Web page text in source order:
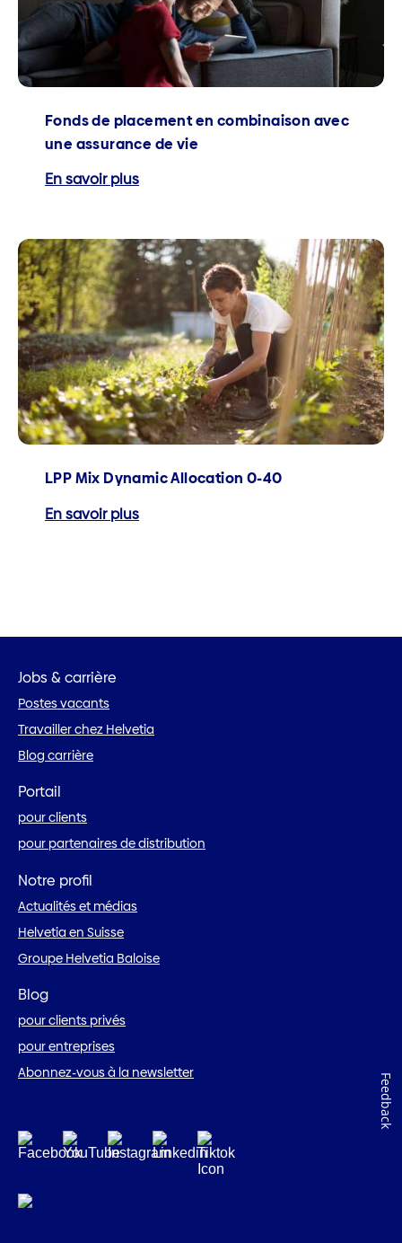
Fonds de placement en combinaison avec
une assurance de vie
En savoir plus
LPP Mix Dynamic Allocation 0-40
En savoir plus
Jobs & carrière
Postes vacants
Travailler chez Helvetia
Blog carrière
Portail
pour clients
pour partenaires de distribution
Notre profil
Actualités et médias
Helvetia en Suisse
Groupe Helvetia Baloise
Blog
pour clients privés
pour entreprises
Abonnez-vous à la newsletter
Feedback